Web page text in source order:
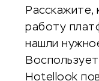
Расскажите,
работу
нашли
Hotellook